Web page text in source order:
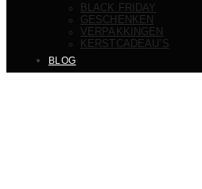
BLACK FRIDAY
GESCHENKEN
VERPAKKINGEN
KERSTCADEAU’S
BLOG